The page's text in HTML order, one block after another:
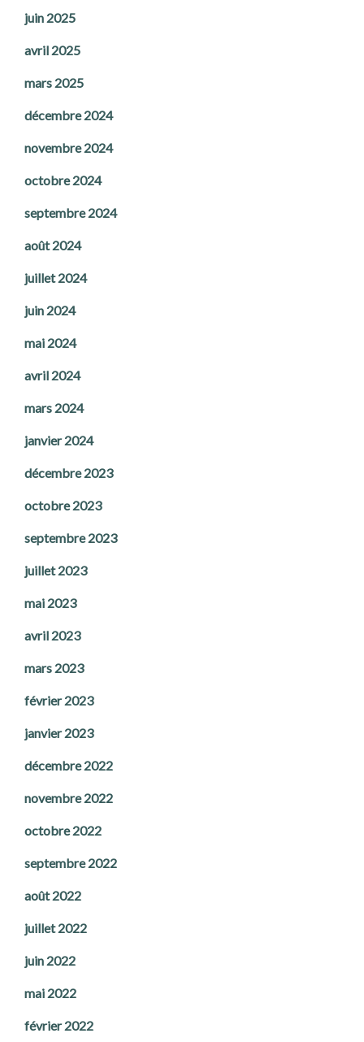
juin 2025
avril 2025
mars 2025
décembre 2024
novembre 2024
octobre 2024
septembre 2024
août 2024
juillet 2024
juin 2024
mai 2024
avril 2024
mars 2024
janvier 2024
décembre 2023
octobre 2023
septembre 2023
juillet 2023
mai 2023
avril 2023
mars 2023
février 2023
janvier 2023
décembre 2022
novembre 2022
octobre 2022
septembre 2022
août 2022
juillet 2022
juin 2022
mai 2022
février 2022